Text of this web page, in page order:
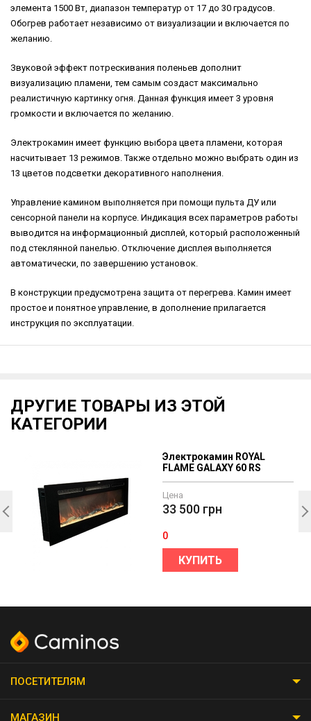
элемента 1500 Вт, диапазон температур от 17 до 30 градусов.
Обогрев работает независимо от визуализации и включается по
желанию.
Звуковой эффект потрескивания поленьев дополнит
визуализацию пламени, тем самым создаст максимально
реалистичную картинку огня. Данная функция имеет 3 уровня
громкости и включается по желанию.
Электрокамин имеет функцию выбора цвета пламени, которая
насчитывает 13 режимов. Также отдельно можно выбрать один из
13 цветов подсветки декоративного наполнения.
Управление камином выполняется при помощи пульта ДУ или
сенсорной панели на корпусе. Индикация всех параметров работы
выводится на информационный дисплей, который расположенный
под стеклянной панелью. Отключение дисплея выполняется
автоматически, по завершению установок.
В конструкции предусмотрена защита от перегрева. Камин имеет
простое и понятное управление, в дополнение прилагается
инструкция по эксплуатации.
ДРУГИЕ ТОВАРЫ ИЗ ЭТОЙ
КАТЕГОРИИ
Электрокамин ROYAL
FLAME GALAXY 60 RS
Цена
33 500 грн
0
КУПИТЬ
ПОСЕТИТЕЛЯМ
МАГАЗИН